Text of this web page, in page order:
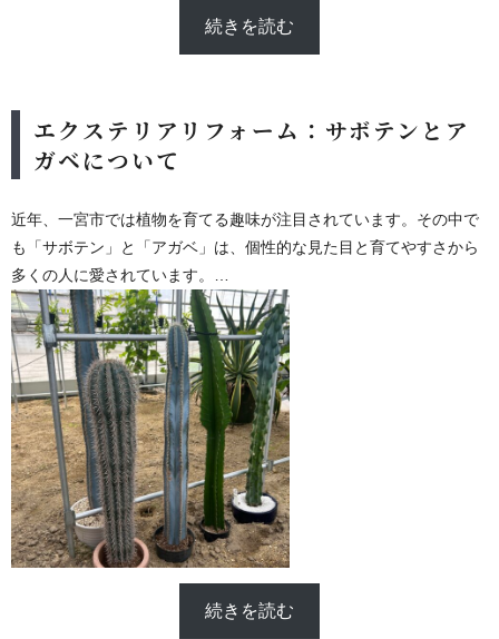
続きを読む
エクステリアリフォーム：サボテンとア
ガベについて
近年、一宮市では植物を育てる趣味が注目されています。その中で
も「サボテン」と「アガベ」は、個性的な見た目と育てやすさから
多くの人に愛されています。
この記事では、一宮市のエクステリアリフォームにおいてサボテン
とアガベの特徴や違い、育て方のポイント、そしてインテリアとし
ての活用方法について詳しく解説します。
続きを読む